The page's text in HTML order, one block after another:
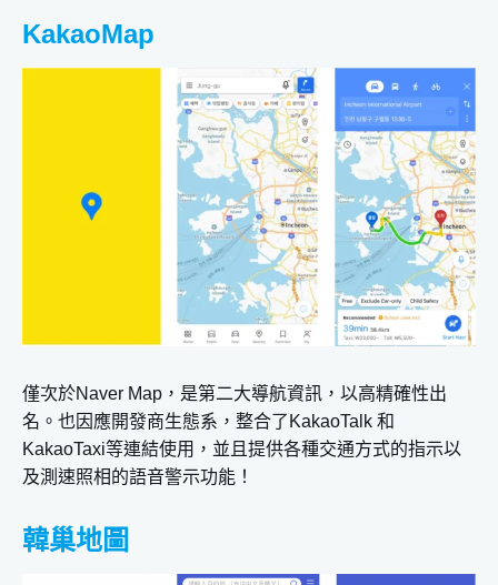
KakaoMap
僅次於Naver Map，是第二大導航資訊，以高精確性出
名。也因應開發商生態系，整合了KakaoTalk 和
KakaoTaxi等連結使用，並且提供各種交通方式的指示以
及測速照相的語音警示功能！
韓巢地圖